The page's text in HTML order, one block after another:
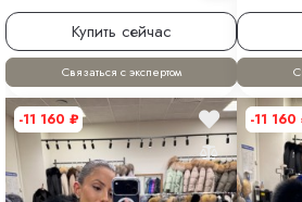
Купить сейчас
Связаться с экспертом
-11 160 ₽ -11 160